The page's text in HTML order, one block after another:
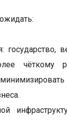
государство,
чёткому